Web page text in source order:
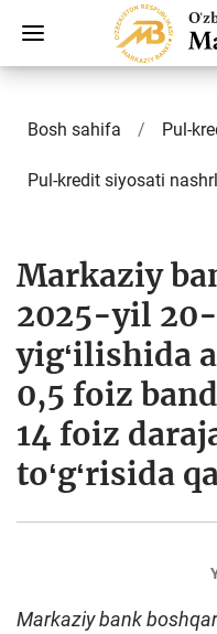
Bosh sahifa Pul-
Pul-kredit siyosati
Markaziy
2025-yil
yigʻilishida
0,5 foiz
14 foiz
toʻgʻrisida
Markaziy bank